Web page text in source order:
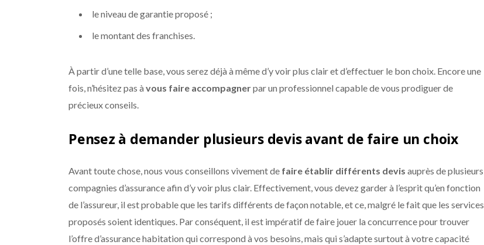
le niveau de garantie proposé ;
le montant des franchises.
À partir d’une telle base, vous serez déjà à même d’y voir plus clair et d’effectuer le bon choix. Encore une
fois, n’hésitez pas à vous faire accompagnerpar un professionnel capable de vous prodiguer de
précieux conseils.
Pensez à demander plusieurs devis avant de faire un choix
Avant toute chose, nous vous conseillons vivement de faire établir différents devis auprès de plusieurs
compagnies d’assurance afin d’y voir plus clair. Effectivement, vous devez garder à l’esprit qu’en fonction
de l’assureur, il est probable que les tarifs différents de façon notable, et ce, malgré le fait que les services
proposés soient identiques. Par conséquent, il est impératif de faire jouer la concurrence pour trouver
l’offre d’assurance habitation qui correspond à vos besoins, mais qui s’adapte surtout à votre capacité